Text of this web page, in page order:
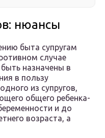
нюансы
быта супругам
случае
назначены в
в пользу
из супругов,
общего ребенка-
и до
возраста, а